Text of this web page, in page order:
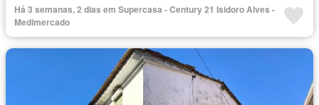
Há 3 semanas, 2 dias em Supercasa - Century 21 Isidoro Alves -
Medimercado